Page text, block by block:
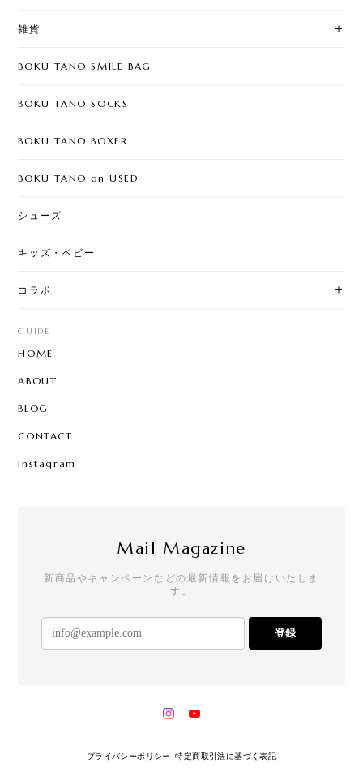
雑貨
BOKU TANO SMILE BAG
BOKU TANO SOCKS
BOKU TANO BOXER
BOKU TANO on USED
シューズ
キッズ・ベビー
コラボ
GUIDE
HOME
ABOUT
BLOG
CONTACT
Instagram
Mail Magazine
新商品やキャンペーンなどの最新情報をお届けいたしま
す。
登録
プライバシーポリシー 特定商取引法に基づく表記